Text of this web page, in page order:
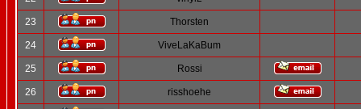
23 Thorsten
24 ViveLaKaBum
25 Rossi
26 risshoehe